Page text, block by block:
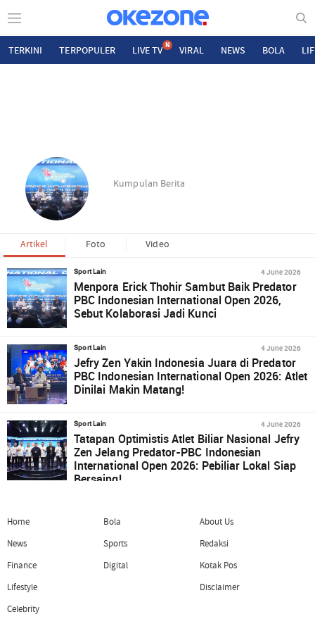
TERKINI TERPOPULER LIVE TV N VIRAL NEWS BOLA
Kumpulan Berita
Artikel Foto Video
Sport Lain 4 June 2026
Menpora Erick Thohir Sambut Baik Predator
PBC Indonesian International Open 2026,
Sebut Kolaborasi Jadi Kunci
Sport Lain 4 June 2026
Jefry Zen Yakin Indonesia Juara di Predator
PBC Indonesian International Open 2026: Atlet
Dinilai Makin Matang!
Sport Lain 4 June 2026
Tatapan Optimistis Atlet Biliar Nasional Jefry
Zen Jelang Predator-PBC Indonesian
International Open 2026: Pebiliar Lokal Siap
Bersaing!
Home
News
Finance
Lifestyle
Celebrity
Bola
Sports
Digital
About Us
Redaksi
Kotak Pos
Disclaimer